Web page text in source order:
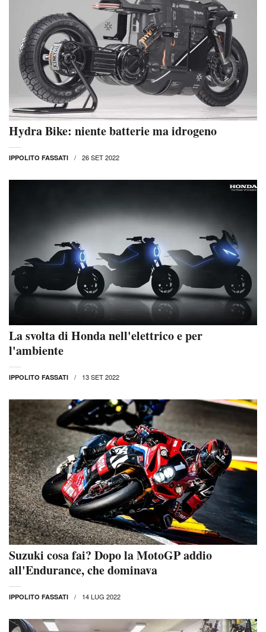
Hydra Bike: niente batterie ma idrogeno
IPPOLITO FASSATI 26 SET 2022
La svolta di Honda nell'elettrico e per
l'ambiente
IPPOLITO FASSATI 13 SET 2022
Suzuki cosa fai? Dopo la MotoGP addio
all'Endurance, che dominava
IPPOLITO FASSATI 14 LUG 2022